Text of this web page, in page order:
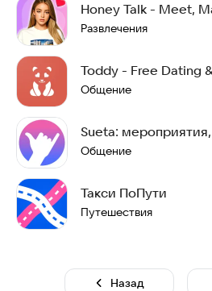
Honey Talk - Meet,
Развлечения
Toddy - Free Dating
Общение
Sueta:
Общение
Такси ПоПути
Путешествия
Назад